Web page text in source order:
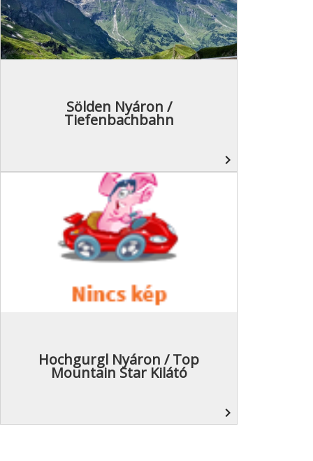
Sölden Nyáron /
Tiefenbachbahn
navigate_next
Hochgurgl Nyáron / Top
Mountain Star Kilátó
navigate_next